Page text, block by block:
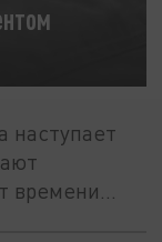
наступает
времени